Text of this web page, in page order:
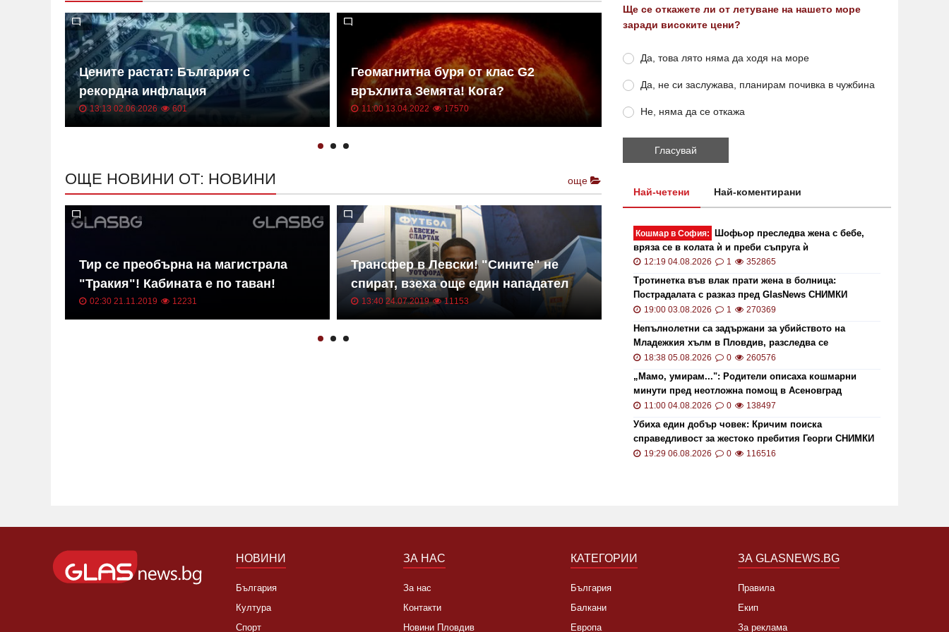
Цените растат: България с
рекордна инфлация
13:13 02.06.2026 601
Геомагнитна буря от клас G2
връхлита Земята! Кога?
11:00 13.04.2022 17570
обезщетенията при безработица
19:15 20.01.2021 7846
ОЩЕ НОВИНИ ОТ: НОВИНИ още
Тир се преобърна на магистрала
"Тракия"! Кабината е по таван!
02:30 21.11.2019 12231
Трансфер в Левски! "Сините" не
спират, взеха още един нападател
13:40 24.07.2019 11153
Ето кой може да наследи Тотев на
кметския пост в Пловдив
19:24 22.07.2019
Ще се откажете ли от летуване на нашето море
заради високите цени?
Да, това лято няма да ходя на море
Да, не си заслужава, планирам почивка в чужбина
Не, няма да се откажа
Най-четени Най-коментирани
Кошмар в София:
Шофьор преследва жена с бебе,
вряза се в колата ѝ и преби съпруга ѝ
12:19 04.08.2026 1 352865
Тротинетка във влак прати жена в болница:
Пострадалата с разказ пред GlasNews СНИМКИ
19:00 03.08.2026 1 270369
Непълнолетни са задържани за убийството на
Младежкия хълм в Пловдив, разследва се
хомофобски мотив
18:38 05.08.2026 0 260576
„Мамо, умирам...": Родители описаха кошмарни
минути пред неотложна помощ в Асеновград
11:00 04.08.2026 0 138497
Убиха един добър човек: Кричим поиска
справедливост за жестоко пребития Георги СНИМКИ
и ВИДЕО
19:29 06.08.2026 0 116516
НОВИНИ
България
Култура
Спорт
ЗА НАС
За нас
Контакти
Новини Пловдив
КАТЕГОРИИ
България
Балкани
Европа
ЗА GLASNEWS.BG
Правила
Екип
За реклама